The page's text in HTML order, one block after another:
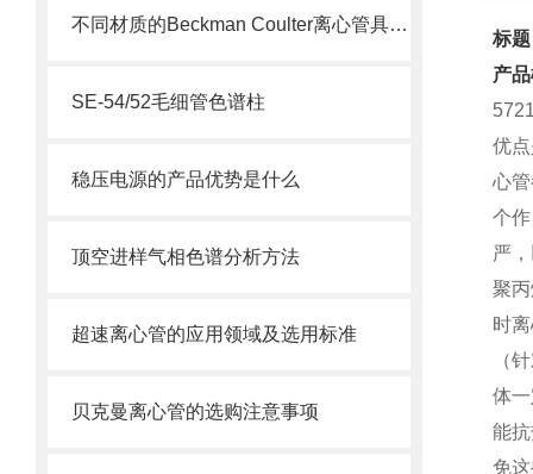
不同材质的Beckman Coulter离心管具有不同的使用特性
SE-54/52毛细管色谱柱
稳压电源的产品优势是什么
顶空进样气相色谱分析方法
超速离心管的应用领域及选用标准
贝克曼离心管的选购注意事项
标
产
优
心
个
严
聚
时
（
体
能
免